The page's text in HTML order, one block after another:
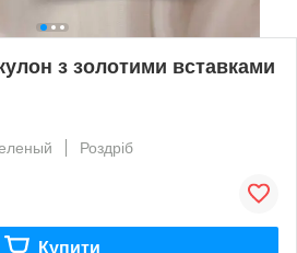
з золотими вставками
Роздріб
Купити